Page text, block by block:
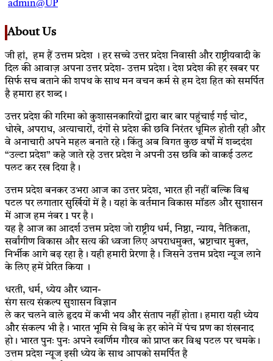
admin@UP
About Us
जी हां, हम हैं उत्तम प्रदेश । हर सच्चे उत्तर प्रदेश निवासी और राष्ट्रीयवादी के
दिल की आवाज़ अपना उत्तर प्रदेश- उत्तम प्रदेश। देश प्रदेश की हर खबर पर
सिर्फ सच बताने की शपथ के साथ मन वचन कर्म से हम देश हित को समर्पित
है हमारा हर शब्द।
उत्तर प्रदेश की गरिमा को कुशासनकारियों द्वारा बार बार पहुंचाई गई चोट,
धोखे, अपराध, अत्याचारों, दंगों से प्रदेश की छवि निरंतर धूमिल होती रही और
वे अनाचारी अपने महल बनाते रहे। किंतु अब विगत कुछ वर्षों में शब्ददंश
“उल्टा प्रदेश” कहे जाते रहे उत्तर प्रदेश ने अपनी उस छवि को वाकई उलट
पलट कर रख दिया है।
उत्तम प्रदेश बनकर उभरा आज का उत्तर प्रदेश, भारत ही नहीं बल्कि विश्व
पटल पर लगातार सुर्खियों में है। यहां के वर्तमान विकास मॉडल और सुशासन
में आज हम नंबर 1 पर है।
यह है आज का आदर्श उत्तम प्रदेश जो राष्ट्रीय धर्म, निष्ठा, न्याय, नैतिकता,
सर्वांगीण विकास और सत्य की ध्वजा लिए अपराधमुक्त, भ्रष्टाचार मुक्त,
निर्भीक आगे बढ़ रहा है। यही हमारी प्रेरणा है। जिसने उत्तम प्रदेश न्यूज लाने
के लिए हमें प्रेरित किया ।
धरती, धर्म, ध्येय और ध्यान-
संग सत्य संकल्प सुशासन विज्ञान
ले कर चलने वाले हृदय में कभी भय और संताप नहीं होता। हमारा यही ध्येय
और संकल्प भी है। भारत भूमि से विश्व के हर कोने में पंच प्रण का शंखनाद
हो। भारत पुनः पुनः अपने स्वर्णिम गौरव को प्राप्त कर विश्व पटल पर चमके।
उत्तम प्रदेश न्यूज इसी ध्येय के साथ आपको समर्पित है